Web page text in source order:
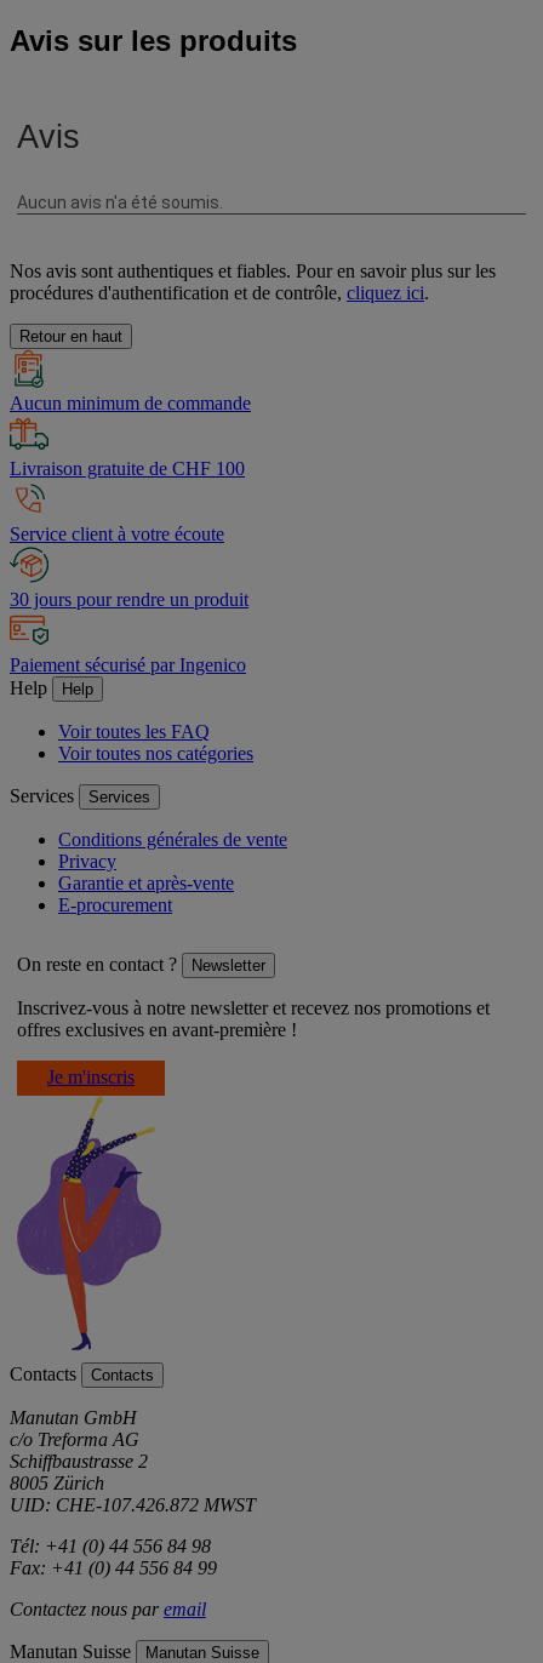
Avis sur les produits
Nos avis sont authentiques et fiables. Pour en savoir plus sur les
procédures d'authentification et de contrôle, cliquez ici.
Retour en haut
Aucun minimum de commande
Livraison gratuite de CHF 100
Service client à votre écoute
30 jours pour rendre un produit
Paiement sécurisé par Ingenico
Help
Help
Voir toutes les FAQ
Voir toutes nos catégories
Services Services
Conditions générales de vente
Privacy
Garantie et après-vente
E-procurement
On reste en contact ? Newsletter
Inscrivez-vous à notre newsletter et recevez nos promotions et
offres exclusives en avant-première !
Je m'inscris
Contacts Contacts
Manutan GmbH
c/o Treforma AG
Schiffbaustrasse 2
8005 Zürich
UID: CHE-107.426.872 MWST
Tél: +41 (0) 44 556 84 98
Fax: +41 (0) 44 556 84 99
Contactez nous paremail
Manutan Suisse Manutan Suisse